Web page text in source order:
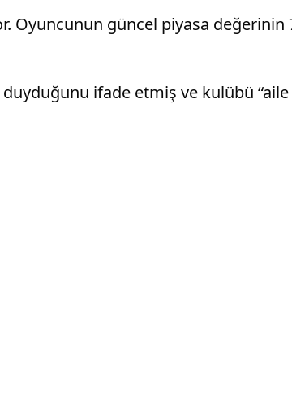
Oyuncunun güncel piyasa
ifade etmiş ve kulübü